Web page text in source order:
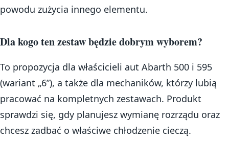
powodu zużycia innego elementu.
Dla kogo ten zestaw będzie dobrym wyborem?
To propozycja dla właścicieli aut Abarth 500 i 595
(wariant „6”), a także dla mechaników, którzy lubią
pracować na kompletnych zestawach. Produkt
sprawdzi się, gdy planujesz wymianę rozrządu oraz
chcesz zadbać o właściwe chłodzenie cieczą.